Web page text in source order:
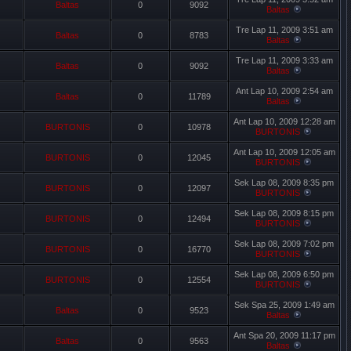
Baltas 0 9092
Baltas
Baltas 0 8783
Tre Lap 11, 2009 3:51 am
Baltas
Baltas 0 9092
Tre Lap 11, 2009 3:33 am
Baltas
Baltas 0 11789
Ant Lap 10, 2009 2:54 am
Baltas
BURTONIS 0 10978
Ant Lap 10, 2009 12:28 am
BURTONIS
BURTONIS 0 12045
Ant Lap 10, 2009 12:05 am
BURTONIS
BURTONIS 0 12097
Sek Lap 08, 2009 8:35 pm
BURTONIS
BURTONIS 0 12494
Sek Lap 08, 2009 8:15 pm
BURTONIS
BURTONIS 0 16770
Sek Lap 08, 2009 7:02 pm
BURTONIS
BURTONIS 0 12554
Sek Lap 08, 2009 6:50 pm
BURTONIS
Baltas 0 9523
Sek Spa 25, 2009 1:49 am
Baltas
Baltas 0 9563
Ant Spa 20, 2009 11:17 pm
Baltas